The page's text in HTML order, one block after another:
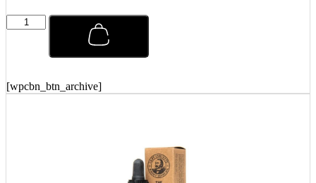
Тоник
для
Captain
Fawcett
[wpcbn_btn_archive]